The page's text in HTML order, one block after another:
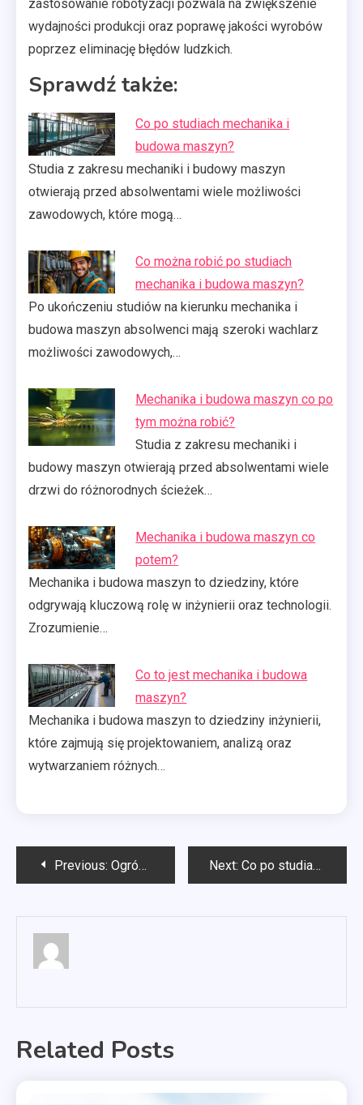
zastosowanie robotyzacji pozwala na zwiększenie
wydajności produkcji oraz poprawę jakości wyrobów
poprzez eliminację błędów ludzkich.
Sprawdź także:
Co po studiach mechanika i
budowa maszyn?
Studia z zakresu mechaniki i budowy maszyn
otwierają przed absolwentami wiele możliwości
zawodowych, które mogą…
Co można robić po studiach
mechanika i budowa maszyn?
Po ukończeniu studiów na kierunku mechanika i
budowa maszyn absolwenci mają szeroki wachlarz
możliwości zawodowych,…
Mechanika i budowa maszyn co po
tym można robić?
Studia z zakresu mechaniki i
budowy maszyn otwierają przed absolwentami wiele
drzwi do różnorodnych ścieżek…
Mechanika i budowa maszyn co
potem?
Mechanika i budowa maszyn to dziedziny, które
odgrywają kluczową rolę w inżynierii oraz technologii.
Zrozumienie…
Co to jest mechanika i budowa
maszyn?
Mechanika i budowa maszyn to dziedziny inżynierii,
które zajmują się projektowaniem, analizą oraz
wytwarzaniem różnych…
Nawigacja
Previous: Ogród deszczowy co to? Next: Co po studiach mechanika i budowa maszyn?
Related Posts